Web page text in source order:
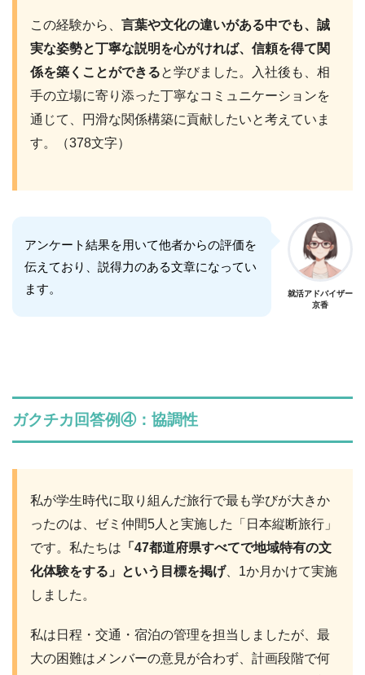
この経験から、 言葉や文化の違いがある中でも、誠
実な姿勢と丁寧な説明を心がければ、信頼を得て関
係を築くことができると学びました。入社後も、相
手の立場に寄り添った丁寧なコミュニケーションを
通じて、円滑な関係構築に貢献したいと考えていま
す。（378文字）
アンケート結果を用いて他者からの評価を
伝えており、説得力のある文章になってい
ます。
就活アドバイザー
京香
ガクチカ回答例④：協調性
私が学生時代に取り組んだ旅行で最も学びが大きか
ったのは、ゼミ仲間5人と実施した「日本縦断旅行」
です。私たちは 「47都道府県すべてで地域特有の文
化体験をする」という目標を掲げ、1か月かけて実施
しました。
私は日程・交通・宿泊の管理を担当しましたが、最
大の困難はメンバーの意見が合わず、計画段階で何